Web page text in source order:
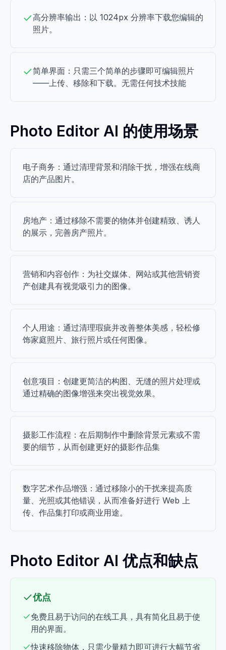
高分辨率输出：以 1024px 分辨率下载您编辑的
照片。
简单界面：只需三个简单的步骤即可编辑照片
——上传、移除和下载。无需任何技术技能
Photo Editor AI 的使用场景
电子商务：通过清理背景和消除干扰，增强在线商
店的产品图片。
房地产：通过移除不需要的物体并创建精致、诱人
的展示，完善房产照片。
营销和内容创作：为社交媒体、网站或其他营销资
产创建具有视觉吸引力的图像。
个人用途：通过清理瑕疵并改善整体美感，轻松修
饰家庭照片、旅行照片或任何图像。
创意项目：创建更简洁的构图、无缝的照片处理或
通过精确的图像增强来突出视觉效果。
摄影工作流程：在后期制作中删除背景元素或不需
要的细节，从而创建更好的摄影作品集
数字艺术作品增强：通过移除小的干扰来提高质
量、光照或其他错误，从而准备好进行 Web 上
传、作品集打印或商业用途。
Photo Editor AI 优点和缺点
优点
免费且易于访问的在线工具，具有简化且易于使
用的界面。
快速移除物体，只需少量精力即可进行大幅节省